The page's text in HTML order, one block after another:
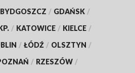
BYDGOSZCZ / GDAŃSK /
/ KATOWICE / KIELCE /
/ ŁÓDŹ / OLSZTYN /
/ RZESZÓW /